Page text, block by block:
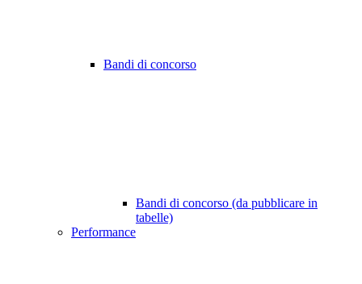
Bandi di concorso
Bandi di concorso (da pubblicare in
tabelle)
Performance